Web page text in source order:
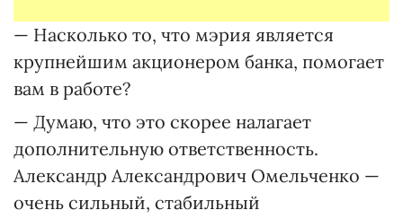
— Насколько то, что мэрия является
крупнейшим акционером банка, помогает
вам в работе?
— Думаю, что это скорее налагает
дополнительную ответственность.
Александр Александрович Омельченко —
очень сильный, стабильный